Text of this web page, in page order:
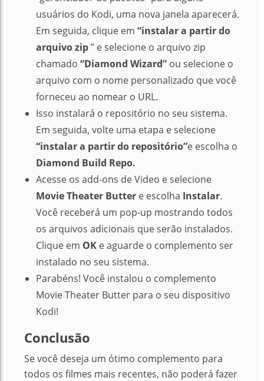
usuários do Kodi, uma nova janela aparecerá.
Em seguida, clique em “instalar a partir do
arquivo zip” e selecione o arquivo zip
chamado “Diamond Wizard” ou selecione o
arquivo com o nome personalizado que você
forneceu ao nomear o URL.
Isso instalará o repositório no seu sistema.
Em seguida, volte uma etapa e selecione
“instalar a partir do repositório”e escolha o
Diamond Build Repo.
Acesse os add-ons deVideo eselecione
Movie Theater Butter e escolha Instalar.
Você receberá um pop-up mostrando todos
os arquivos adicionais que serão instalados.
Clique em OK e aguarde o complemento ser
instalado no seu sistema.
Parabéns! Você instalou o complemento
Movie Theater Butter para o seu dispositivo
Kodi!
Conclusão
Se você deseja um ótimo complemento para
todos os filmes mais recentes, não poderá fazer